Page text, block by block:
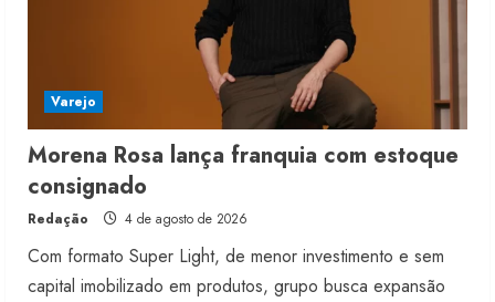
Varejo
Morena Rosa lança franquia com estoque
consignado
Redação 4 de agosto de 2026
Com formato Super Light, de menor investimento e sem
capital imobilizado em produtos, grupo busca expansão